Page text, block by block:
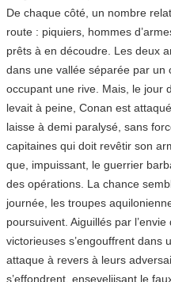
De chaque côté, un nombre
route : piquiers, hommes
prêts à en découdre. Les deux
dans une vallée séparée par un
occupant une rive. Mais, le jour
levait à peine, Conan est
laisse à demi paralysé, sans
capitaines qui doit revêtir son
que, impuissant, le guerrier
des opérations. La chance
journée, les troupes
poursuivent. Aiguillés par
victorieuses s’engouffrent dans
attaque à revers à leurs
s’effondrent, enseveliisant le